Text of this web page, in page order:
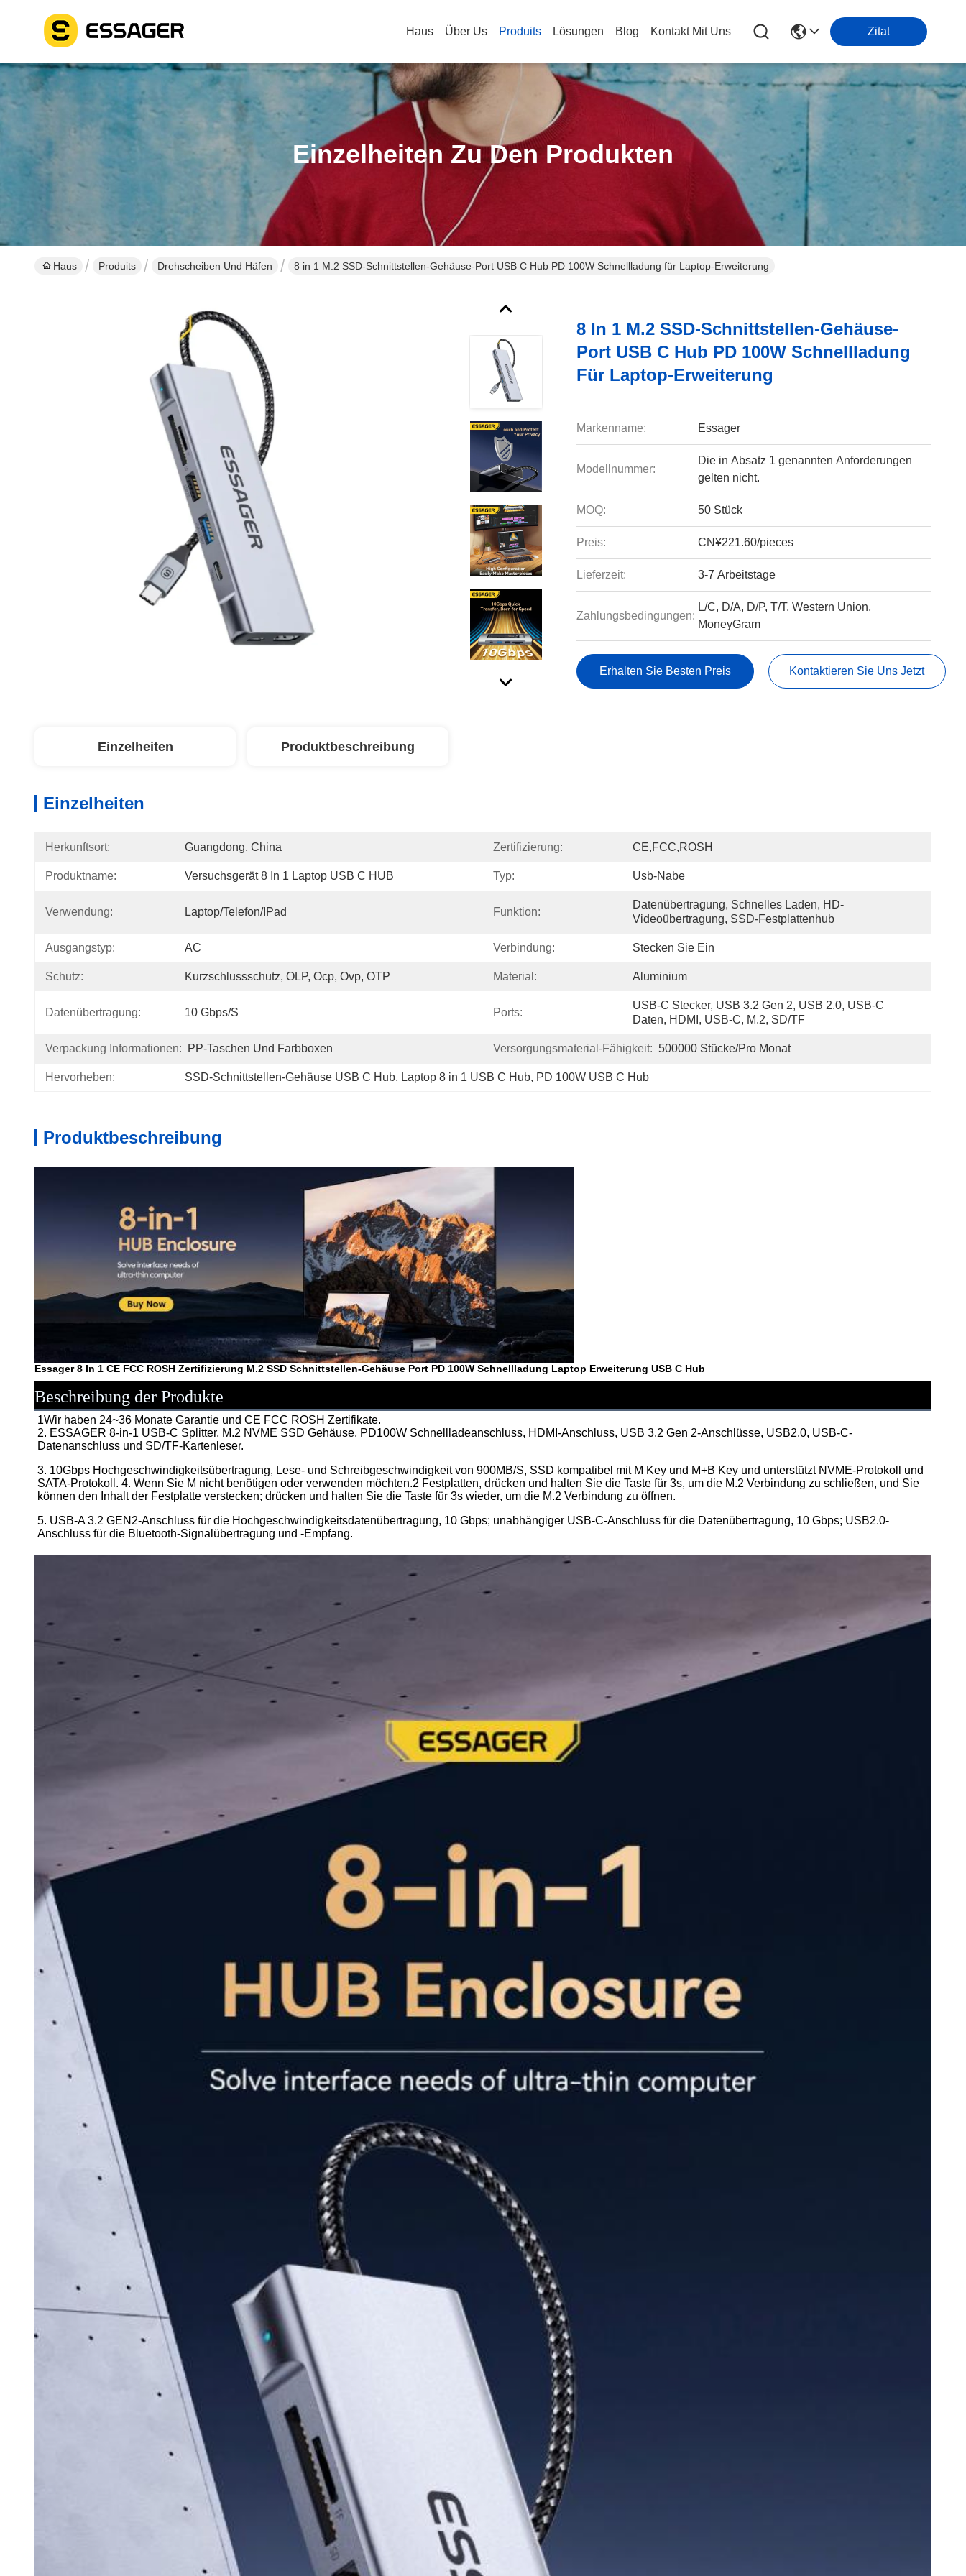
Haus Über Us Produits Lösungen Blog Kontakt Mit Uns Zitat
Einzelheiten Zu Den Produkten
Haus Produits Drehscheiben Und Häfen 8 in 1 M.2 SSD-Schnittstellen-Gehäuse-Port USB C Hub PD 100W Schnellladung für Laptop-Erweiterung
8 In 1 M.2 SSD-Schnittstellen-Gehäuse-
Port USB C Hub PD 100W Schnellladung
Für Laptop-Erweiterung
Markenname: Essager
Modellnummer:
Die in Absatz 1 genannten Anforderungen
gelten nicht.
MOQ: 50 Stück
Preis: CN¥221.60/pieces
Lieferzeit: 3-7 Arbeitstage
Zahlungsbedingungen:
L/C, D/A, D/P, T/T, Western Union,
MoneyGram
Erhalten Sie Besten Preis Kontaktieren Sie Uns Jetzt
Einzelheiten Produktbeschreibung
Einzelheiten
Herkunftsort: Guangdong, China Zertifizierung: CE,FCC,ROSH
Produktname: Versuchsgerät 8 In 1 Laptop USB C HUB Typ: Usb-Nabe
Verwendung: Laptop/Telefon/iPad Funktion:
Datenübertragung, Schnelles Laden, HD-
Videoübertragung, SSD-Festplattenhub
Ausgangstyp: AC Verbindung: Stecken Sie Ein
Schutz: Kurzschlussschutz, OLP, Ocp, Ovp, OTP Material: Aluminium
Datenübertragung: 10 Gbps/s Ports:
USB-C Stecker, USB 3.2 Gen 2, USB 2.0, USB-C
Daten, HDMI, USB-C, M.2, SD/TF
Verpackung Informationen: PP-Taschen Und Farbboxen Versorgungsmaterial-Fähigkeit: 500000 Stücke/pro Monat
Hervorheben: SSD-Schnittstellen-Gehäuse USB C Hub, Laptop 8 in 1 USB C Hub, PD 100W USB C Hub
Produktbeschreibung
Essager 8 In 1 CE FCC ROSH Zertifizierung M.2 SSD Schnittstellen-Gehäuse Port PD 100W Schnellladung Laptop Erweiterung USB C Hub
Beschreibung der Produkte
1Wir haben 24~36 Monate Garantie und CE FCC ROSH Zertifikate.
2. ESSAGER 8-in-1 USB-C Splitter, M.2 NVME SSD Gehäuse, PD100W Schnellladeanschluss, HDMI-Anschluss, USB 3.2 Gen 2-Anschlüsse, USB2.0, USB-C-
Datenanschluss und SD/TF-Kartenleser.
3. 10Gbps Hochgeschwindigkeitsübertragung, Lese- und Schreibgeschwindigkeit von 900MB/S, SSD kompatibel mit M Key und M+B Key und unterstützt NVME-Protokoll und
SATA-Protokoll. 4. Wenn Sie M nicht benötigen oder verwenden möchten.2 Festplatten, drücken und halten Sie die Taste für 3s, um die M.2 Verbindung zu schließen, und Sie
können den Inhalt der Festplatte verstecken; drücken und halten Sie die Taste für 3s wieder, um die M.2 Verbindung zu öffnen.
5. USB-A 3.2 GEN2-Anschluss für die Hochgeschwindigkeitsdatenübertragung, 10 Gbps; unabhängiger USB-C-Anschluss für die Datenübertragung, 10 Gbps; USB2.0-
Anschluss für die Bluetooth-Signalübertragung und -Empfang.